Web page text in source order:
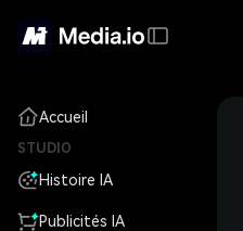
Accueil
STUDIO
Histoire IA
Publicités IA